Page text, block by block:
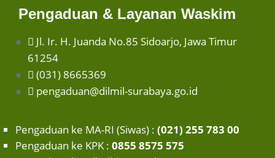
Pengaduan & Layanan Waskim
Jl. Ir. H. Juanda No.85 Sidoarjo, Jawa Timur
61254
(031) 8665369
pengaduan@dilmil-surabaya.go.id
Pengaduan ke MA-RI (Siwas) : (021) 255 783 00
Pengaduan ke KPK : 0855 8575 575